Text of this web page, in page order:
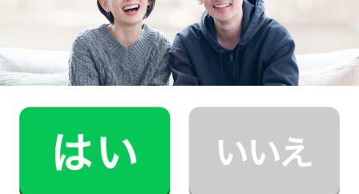
業界大手B社
中堅CH社